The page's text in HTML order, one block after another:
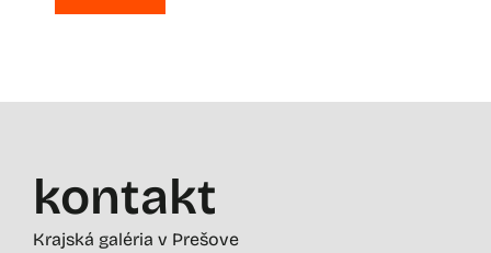
kontakt
Krajská galéria v Prešove